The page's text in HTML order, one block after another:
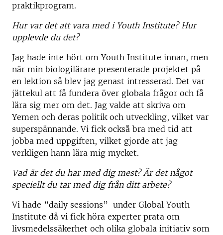
praktikprogram.
Hur var det att vara med i Youth Institute? Hur
upplevde du det?
Jag hade inte hört om Youth Institute innan, men
när min biologilärare presenterade projektet på
en lektion så blev jag genast intresserad. Det var
jättekul att få fundera över globala frågor och få
lära sig mer om det. Jag valde att skriva om
Yemen och deras politik och utveckling, vilket var
superspännande. Vi fick också bra med tid att
jobba med uppgiften, vilket gjorde att jag
verkligen hann lära mig mycket.
Vad är det du har med dig mest? Är det något
speciellt du tar med dig från ditt arbete?
Vi hade ”daily sessions” under Global Youth
Institute då vi fick höra experter prata om
livsmedelssäkerhet och olika globala initiativ som